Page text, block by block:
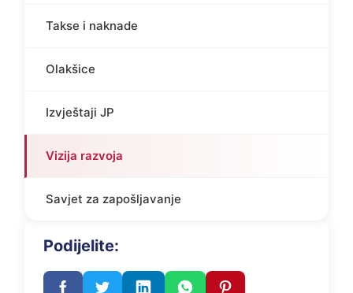
Takse i naknade
Olakšice
Izvještaji JP
Vizija razvoja
Savjet za zapošljavanje
Podijelite: